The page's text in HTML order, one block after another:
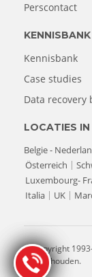
Perscontact
KENNISBANK
Kennisbank
Case studies
Data recovery
LOCATIES IN
Belgie -
Österreich
Luxembourg-
Italia
UK
© Copyright
voorbehouden.